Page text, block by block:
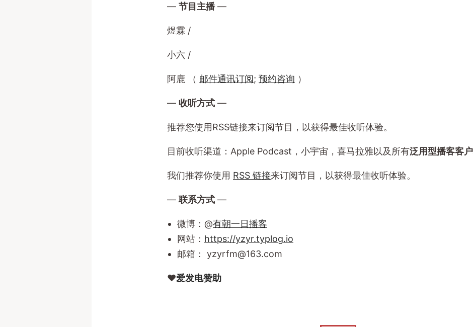
— 节目主播 —
煜霖 /
小六 /
阿鹿 （ 邮件通讯订阅; 预约咨询 ）
— 收听方式 —
推荐您使用RSS链接来订阅节目，以获得最佳收听体验。
目前收听渠道：Apple Podcast，小宇宙，喜马拉雅以及所有泛用型播客客
我们推荐你使用 RSS 链接来订阅节目，以获得最佳收听体验。
— 联系方式 —
微博：@有朝一日播客
网站： https://yzyr.typlog.io
邮箱： yzyrfm@163.com
❤️爱发电赞助